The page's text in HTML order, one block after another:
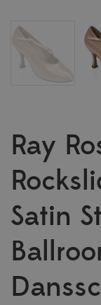
Ray
Satin